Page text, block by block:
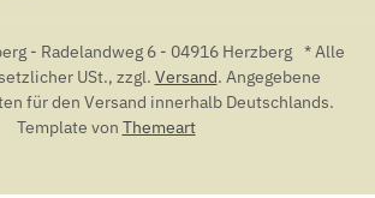
- Radelandweg 6 - 04916 Herzberg * Alle
USt., zzgl. Versand. Angegebene
für den Versand innerhalb Deutschlands.
Template von Themeart